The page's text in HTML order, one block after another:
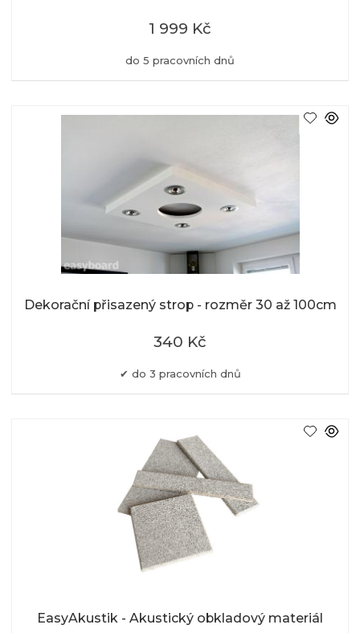
do 5 pracovních dnů
1 999 Kč
Dekorační přisazený strop - rozměr 30 až 100cm
do 3 pracovních dnů
340 Kč
EasyAkustik - Akustický obkladový materiál